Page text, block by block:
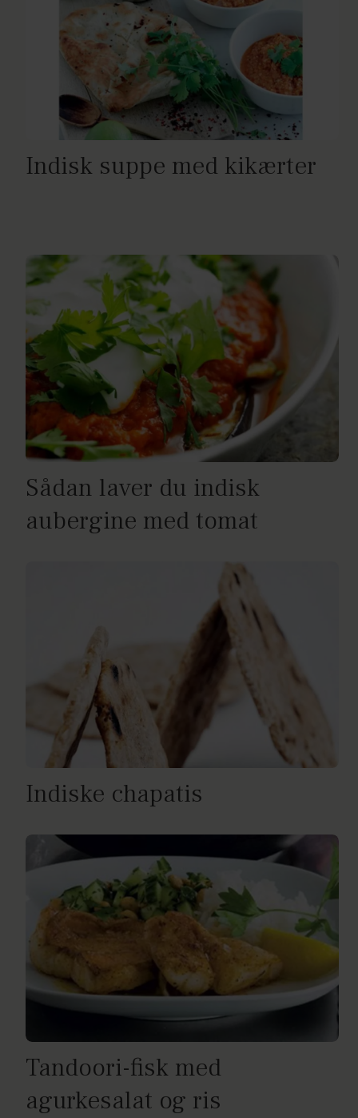
Indisk suppe med kikærter
Sådan laver du indisk
aubergine med tomat
Indiske chapatis
Tandoori-fisk med
agurkesalat og ris